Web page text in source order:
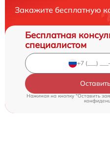
Закажите бесплатную
Бесплатная
специалистом
Нажимая на кнопку "Оставить